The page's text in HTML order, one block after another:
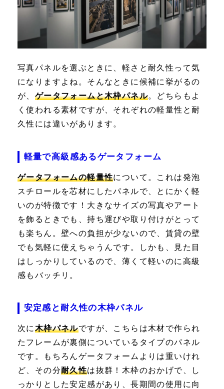
写真パネルを選ぶときに、軽さと耐久性って気
になりますよね。そんなときに候補に挙がるの
が、 ゲータフォームと木枠パネル。どちらもよ
く使われる素材ですが、それぞれの軽量性と耐
久性には違いがあります。
軽量で高級感あるゲータフォーム
ゲータフォームの軽量性について。これは発泡
スチロールを芯材にしたパネルで、とにかく軽
いのが特徴です！大きなサイズの写真やアート
を飾るときでも、持ち運びや取り付けがとって
も楽ちん。壁への負担が少ないので、賃貸の壁
でも気軽に使えちゃうんです。しかも、見た目
はしっかりしているので、薄くて軽いのに高級
感もバッチリ。
安定感と耐久性の木枠パネル
次に 木枠パネルですが、こちらは木材で作られ
たフレームが裏側についているタイプのパネル
です。もちろんゲータフォームよりは重いけれ
ど、その分耐久性は抜群！木枠のおかげで、し
っかりとした安定感があり、長期間の使用に向